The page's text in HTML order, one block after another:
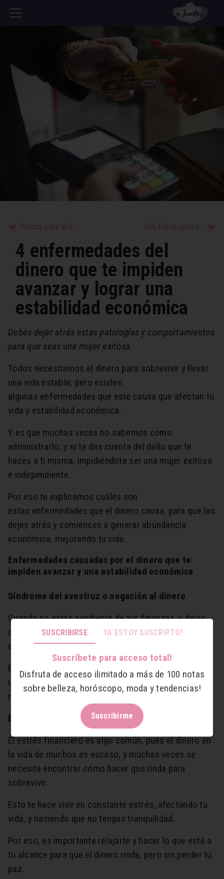
Trucos para el hogar sencillos, económicos y efectivos III Los frutos secos, “superalimentos” saciantes, ideales para mantenerse en forma y ¡ayudan a adelgazar!
4 enfermedades del
dinero que te impiden
avanzar y lograr una
estabilidad económica
Debes dejar atrás estas patologías y comportamientos
para que seas una mujer exitosa.
Todos necesitamos el dinero para sobrevivir y llevar
una vida estable, pero existen
algunas enfermedades que este causa que afectan tu
vida y estabilidad económica.
Y es que muchas veces no sabemos cómo
administrarlo, y ni te das cuenta del daño que te
haces a ti misma, impidiéndote ser una mujer exitosa
e independiente.
Por eso te explicamos cuáles son
estas enfermedades que el dinero causa, para que las
dejes atrás y comiences a generar abundancia
económica, mejorando tu vida.
Enfermedades causadas por el dinero que te
impiden avanzar y una estabilidad económica
Síndrome del avestruz o negación al dinero
Cuando no estás pendiente de tus finanzas, y dejas
que alguien más las manipule es lo que se llama
el síndrome del avestruz.
Esto genera un desequilibrio emocional, pues genera
un poco de miedo saber sobre tu dinero, además de
no tener el control de tu dinero.
Estrés financiero
El estrés financiero es algo común, pues el dinero en
la vida de muchos es escaso, y muchas veces se
necesita encontrar cómo hacer que rinda para
sobrevivir.
Esto te hace vivir en constante estrés, afectando tu
vida, y haciendo que no tengas tranquilidad.
Por eso, es importante relajarte y hacer lo que esté a
tu alcance para que el dinero rinda, pero sin perder tu
paz.
SUSCRIBIRSE YA ESTOY SUSCRIPTO!
Suscríbete para acceso total!
Disfruta de acceso ilimitado a más de 100 notas
sobre belleza, horóscopo, moda y tendencias!
Suscribirme